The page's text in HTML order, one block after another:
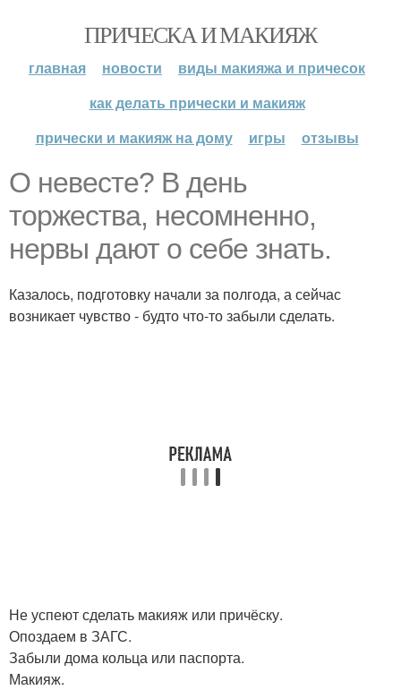
ПРИЧЕСКА И МАКИЯЖ
главная новости
виды макияжа и причесок
как делать прически и макияж
прически и макияж на дому
игры отзывы
О невесте? В день
торжества, несомненно,
нервы дают о себе знать.
Казалось, подготовку начали за полгода, а сейчас
возникает чувство - будто что-то забыли сделать.
Не успеют сделать макияж или причёску.
Опоздаем в ЗАГС.
Забыли дома кольца или паспорта.
Макияж.